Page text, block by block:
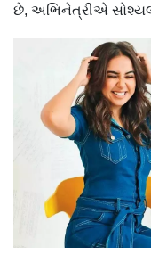
છે, અભિનેત્રીએ સોશ્યલ